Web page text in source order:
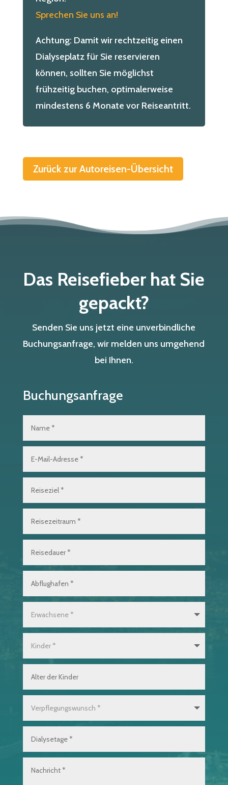
Sprechen Sie uns an!
Achtung: Damit wir rechtzeitig einen
Dialyseplatz für Sie reservieren
können, sollten Sie möglichst
frühzeitig buchen, optimalerweise
mindestens 6 Monate vor Reiseantritt.
Zurück zur Autoreisen-Übersicht
Das Reisefieber hat Sie
gepackt?
Senden Sie uns jetzt eine unverbindliche
Buchungsanfrage, wir melden uns umgehend
bei Ihnen.
Buchungsanfrage